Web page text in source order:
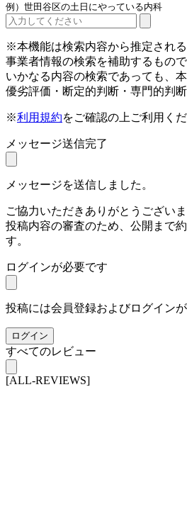
例）世田谷区の土日にやっている内科
※本機能は検索内容から推定される
事業者情報の検索を補助するもので
いかなる内容の検索であっても、
優劣評価・断定的判断・専門的判断
※利用規約をご確認の上ご利用く
メッセージ送信完了
メッセージを送信しました。
ご協力いただきありがとうございま
投稿内容の審査のため、公開まで
す。
ログインが必要です
投稿には会員登録およびログイン
ログイン
すべてのレビュー
[ALL-REVIEWS]